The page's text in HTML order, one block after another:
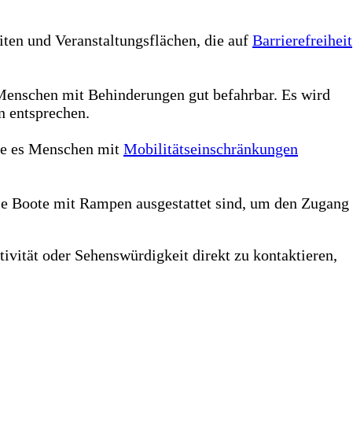
und Veranstaltungsflächen, die auf Barrierefreiheit
mit Behinderungen gut befahrbar. Es wird
entsprechen.
es Menschen mit Mobilitätseinschränkungen
mit Rampen ausgestattet sind, um den Zugang
oder Sehenswürdigkeit direkt zu kontaktieren,